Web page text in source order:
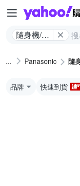
隨身機/類
Panasonic 隨
品牌 快速到貨